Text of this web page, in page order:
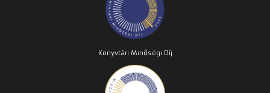
Könyvtári Minőségi Díj